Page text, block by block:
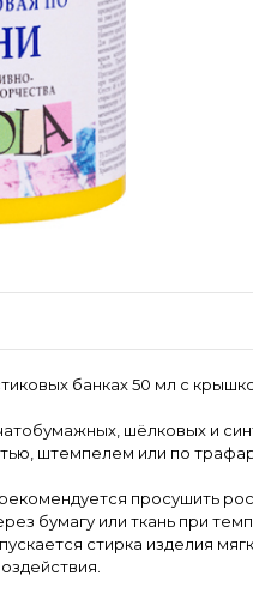
банках 50 мл с
шёлковых и
штемпелем или по
просушить
бумагу или ткань при
стирка изделия